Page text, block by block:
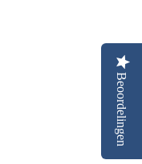
Beoordelingen